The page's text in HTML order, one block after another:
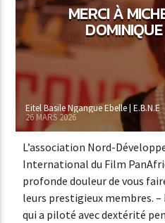
MERCI À
Eitel Basile Ngangue Ebelle | E.B.N.E
26 MARS 2026
L’association Nord-
International du Film
profonde douleur de vous
leurs prestigieux membres. –
qui a piloté avec dextérité